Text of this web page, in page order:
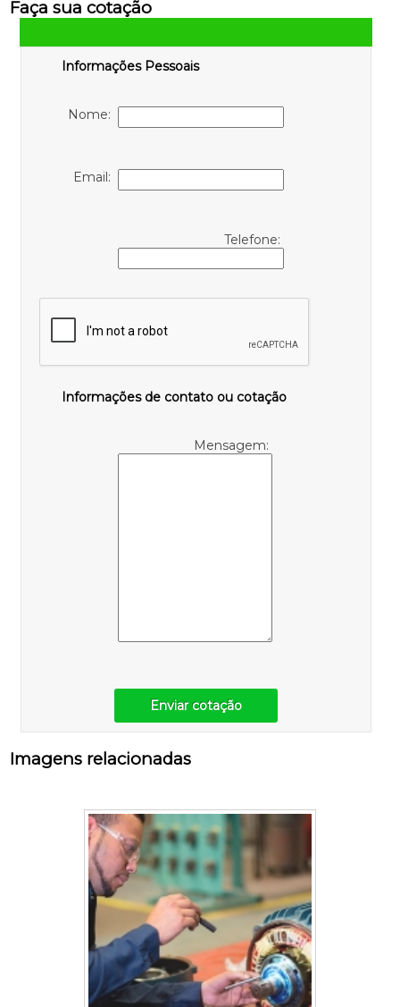
Faça sua cotação
Informações Pessoais
Nome:
Email:
Telefone:
Informações de contato ou cotação
Mensagem:
Enviar cotação
Imagens relacionadas